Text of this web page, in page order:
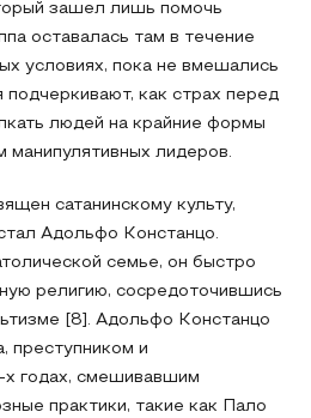
зашел лишь помочь
оставалась там в течение
условиях, пока не вмешались
подчеркивают, как страх перед
людей на крайние формы
манипулятивных лидеров.
сатанинскому культу,
Адольфо Констанцо.
семье, он быстро
религию, сосредоточившись
[8]. Адольфо Констанцо
преступником и
х годах, смешивавшим
практики, такие как Пало